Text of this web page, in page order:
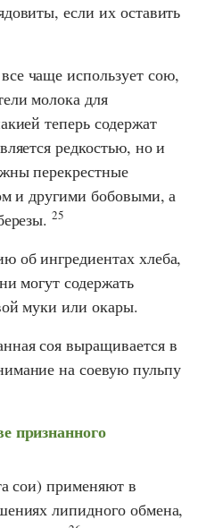
если их оставить
чаще использует сою,
молока для
теперь содержат
редкостью, но и
перекрестные
и другими бобовыми, а
25
об ингредиентах хлеба,
могут содержать
муки или окары.
соя выращивается в
на соевую пульпу
признанного
сои) применяют в
липидного обмена,